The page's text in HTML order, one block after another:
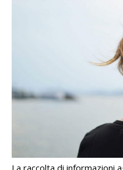
La raccolta di informazioni